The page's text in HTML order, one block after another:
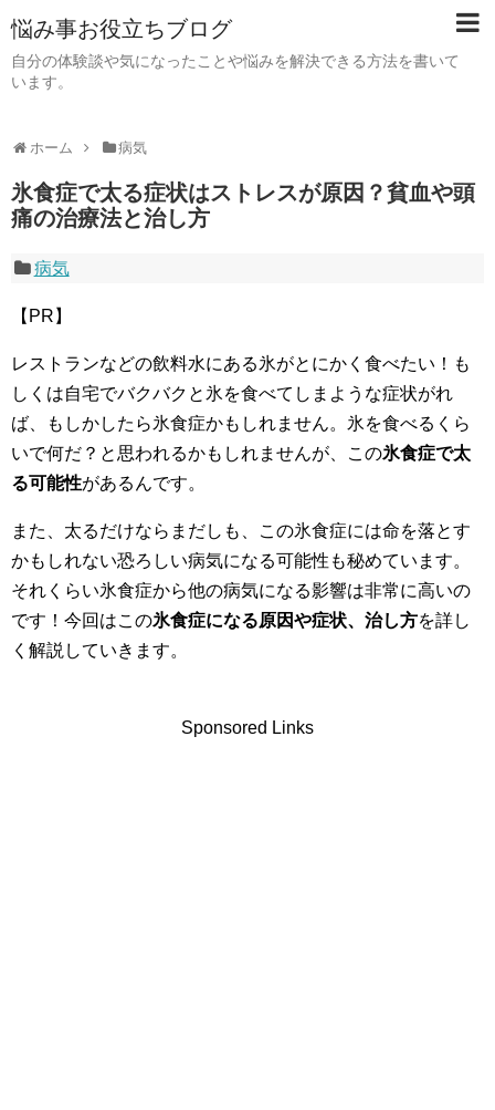
悩み事お役立ちブログ
自分の体験談や気になったことや悩みを解決できる方法を書いて
います。
ホーム 病気
氷食症で太る症状はストレスが原因？貧血や頭
痛の治療法と治し方
病気
【PR】
レストランなどの飲料水にある氷がとにかく食べたい！も
しくは自宅でバクバクと氷を食べてしまような症状がれ
ば、もしかしたら氷食症かもしれません。氷を食べるくら
いで何だ？と思われるかもしれませんが、この氷食症で太
る可能性があるんです。
また、太るだけならまだしも、この氷食症には命を落とす
かもしれない恐ろしい病気になる可能性も秘めています。
それくらい氷食症から他の病気になる影響は非常に高いの
です！今回はこの氷食症になる原因や症状、治し方を詳し
く解説していきます。
Sponsored Links